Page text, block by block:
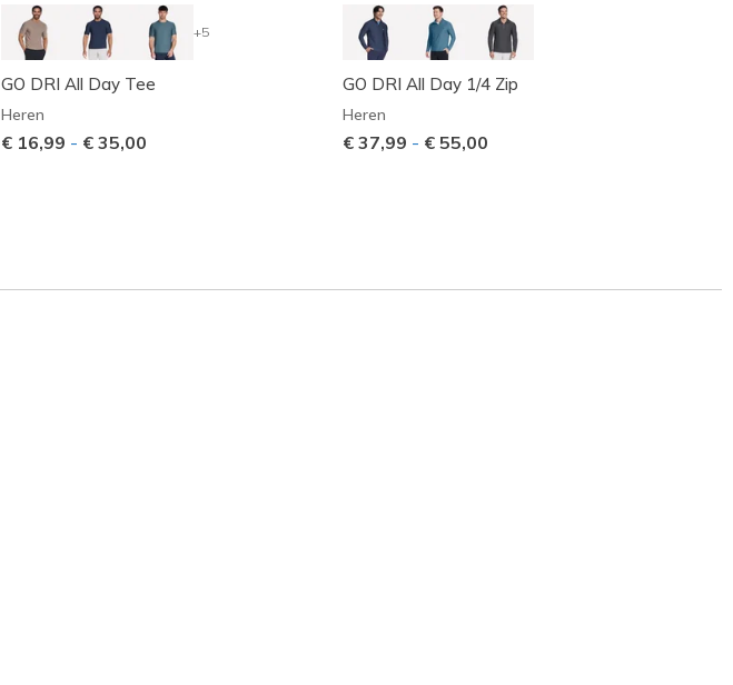
+5
GO DRI All Day Tee
Heren
€ 16,99 - € 35,00
GO DRI All Day 1/4 Zip
Heren
€ 37,99 - € 55,00